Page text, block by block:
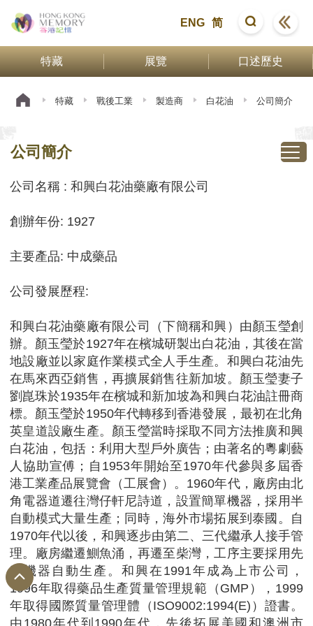
ENG 简
特藏 展覽 口述歷史
特藏 戰後工業 製造商 白花油 公司簡介
公司簡介
公司名稱 : 和興白花油藥廠有限公司
創辦年份: 1927
主要產品: 中成藥品
公司發展歷程:
和興白花油藥廠有限公司（下簡稱和興）由顏玉瑩創
辦。顏玉瑩於1927年在檳城研製出白花油，其後在當
地設廠並以家庭作業模式全人手生產。和興白花油先
在馬來西亞銷售，再擴展銷售往新加坡。顏玉瑩妻子
劉崑珠於1935年在檳城和新加坡為和興白花油註冊商
標。顏玉瑩於1950年代轉移到香港發展，最初在北角
英皇道設廠生產。顏玉瑩當時採取不同方法推廣和興
白花油，包括：利用大型戶外廣告；由著名的粵劇藝
人協助宣傅；自1953年開始至1970年代參與多屆香
港工業產品展覽會（工展會）。1960年代，廠房由北
角電器道遷往灣仔軒尼詩道，設置簡單機器，採用半
自動模式大量生產；同時，海外市場拓展到泰國。自
1970年代以後，和興逐步由第二、三代繼承人接手管
理。廠房繼遷鰂魚涌，再遷至柴灣，工序主要採用先
進機器自動生產。和興在1991年成為上市公司，
1996年取得藥品生產質量管理規範（GMP），1999
年取得國際質量管理體（ISO9002:1994(E)）證書。
由1980年代到1990年代，先後拓展美國和澳洲市